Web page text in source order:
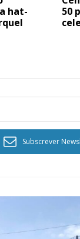
hat-
50
Subscrever